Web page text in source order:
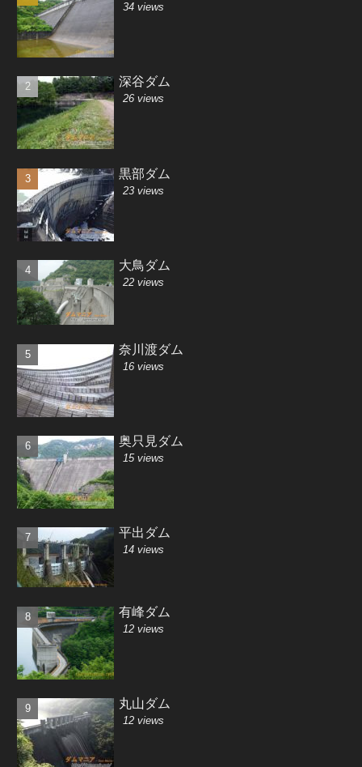
34 views
深谷ダム
26 views
黒部ダム
23 views
大鳥ダム
22 views
奈川渡ダム
16 views
奥只見ダム
15 views
平出ダム
14 views
有峰ダム
12 views
丸山ダム
12 views